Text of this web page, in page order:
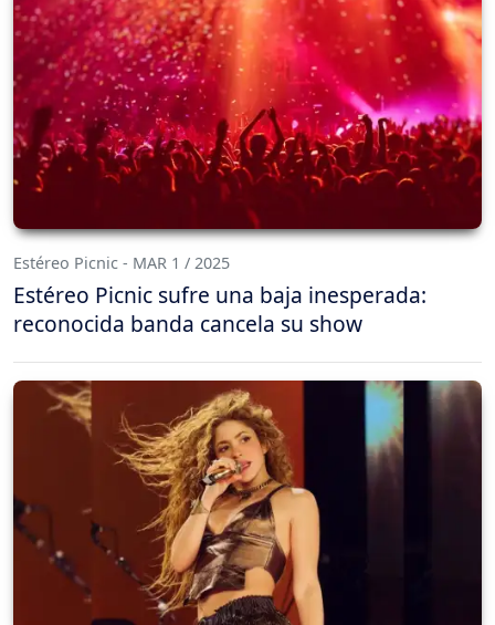
Estéreo Picnic - MAR 1 / 2025
Estéreo Picnic sufre una baja inesperada:
reconocida banda cancela su show